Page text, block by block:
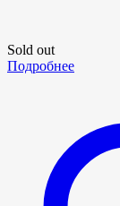
Sold out
Подробнее